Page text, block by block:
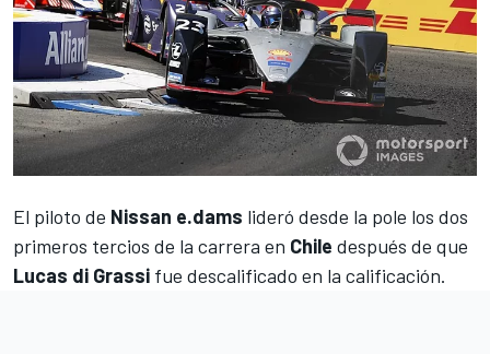
El piloto de Nissan e.dams lideró desde la pole los dos
primeros tercios de la carrera en Chile después de que
Lucas di Grassi fue descalificado en la calificación.